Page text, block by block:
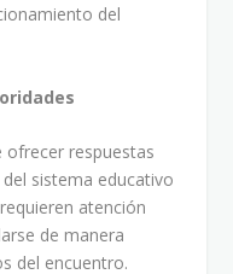
del
ofrecer respuestas
sistema educativo
atención
de manera
del encuentro.